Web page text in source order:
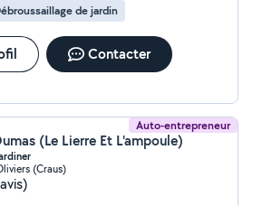
de jardin
Contacter
Auto-entrepreneur
(Le Lierre Et L'ampoule)
(Craus)